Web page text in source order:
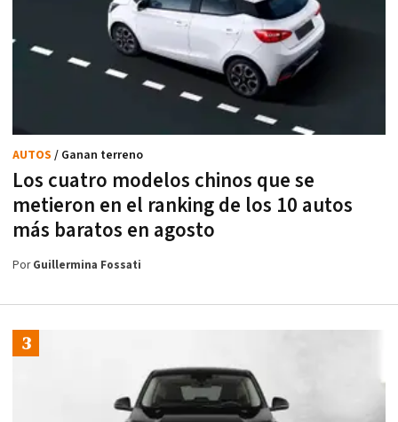
Los cuatro modelos chinos que se
metieron en el ranking de los 10 autos
más baratos en agosto
AUTOS / Ganan terreno
PorGuillermina Fossati